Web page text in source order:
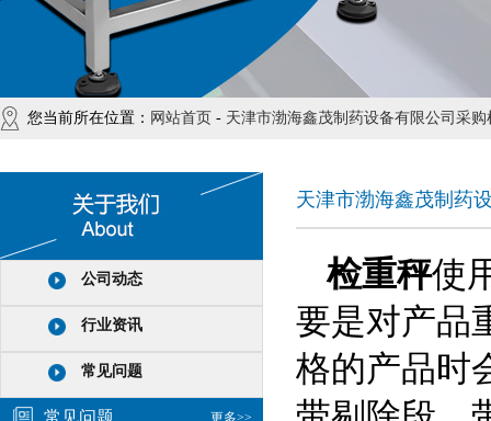
您当前所在位置： 网站首页 - 天津市渤海鑫茂制药设备有限公司采购
公司动态
行业资讯
常见问题
更多>>
常见问题
天津市渤海鑫茂制药
检重秤使
要是对产品
格的产品时